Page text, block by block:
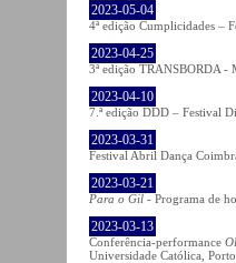
2023-05-04
4ª edição Cumplicidades –
2023-04-25
3ª edição TRANSBORDA -
2023-04-10
7.ª edição DDD – Festival
2023-03-31
Festival Abril Dança
2023-03-21
Para o Gil - Programa de
2023-03-13
Conferência-performance
Universidade Católica, Porto